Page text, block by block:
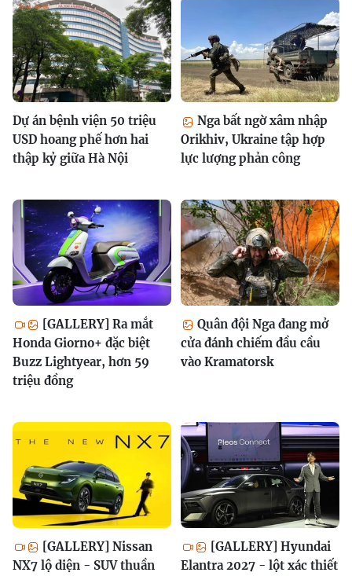
Dự án bệnh viện 50 triệu
USD hoang phế hơn hai
thập kỷ giữa Hà Nội
Nga bất ngờ xâm nhập
Orikhiv, Ukraine tập hợp
lực lượng phản công
[GALLERY] Ra mắt
Honda Giorno+ đặc biệt
Buzz Lightyear, hơn 59
triệu đồng
Quân đội Nga đang mở
cửa đánh chiếm đầu cầu
vào Kramatorsk
[GALLERY] Nissan
NX7 lộ diện - SUV thuần
[GALLERY] Hyundai
Elantra 2027 - lột xác thiết